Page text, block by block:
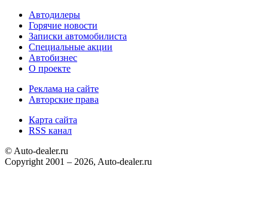
Автодилеры
Горячие новости
Записки автомобилиста
Специальные акции
Автобизнес
О проекте
Реклама на сайте
Авторские права
Карта сайта
RSS канал
© Auto-dealer.ru
Copyright 2001 – 2026, Auto-dealer.ru